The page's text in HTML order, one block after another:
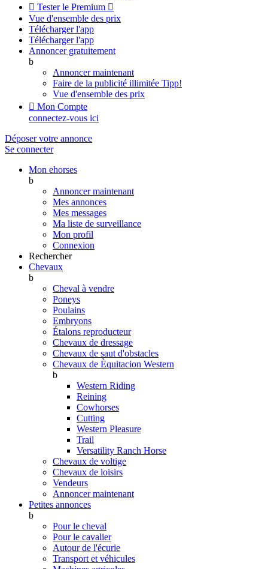
 Tester le Premium 
Vue d'ensemble des prix
Télécharger l'app
Télécharger l'app
Annoncer gratuitement
b
Annoncer maintenant
Faire de la publicité illimitée Tipp!
Vue d'ensemble des prix
 Mon Compte
connectez-vous ici
Déposer votre annonce
Se connecter
Mon ehorses
b
Annoncer maintenant
Mes annonces
Mes messages
Ma liste de surveillance
Mon profil
Connexion
Rechercher
Chevaux
b
Cheval à vendre
Poneys
Poulains
Embryons
Étalons reproducteur
Chevaux de dressage
Chevaux de saut d'obstacles
Chevaux de Èquitacion Western
b
Western Riding
Reining
Cowhorses
Cutting
Western Pleasure
Trail
Versatility Ranch Horse
Chevaux de voltige
Chevaux de loisirs
Vendeurs
Annoncer maintenant
Petites annonces
b
Pour le cheval
Pour le cavalier
Autour de l'écurie
Transport et véhicules